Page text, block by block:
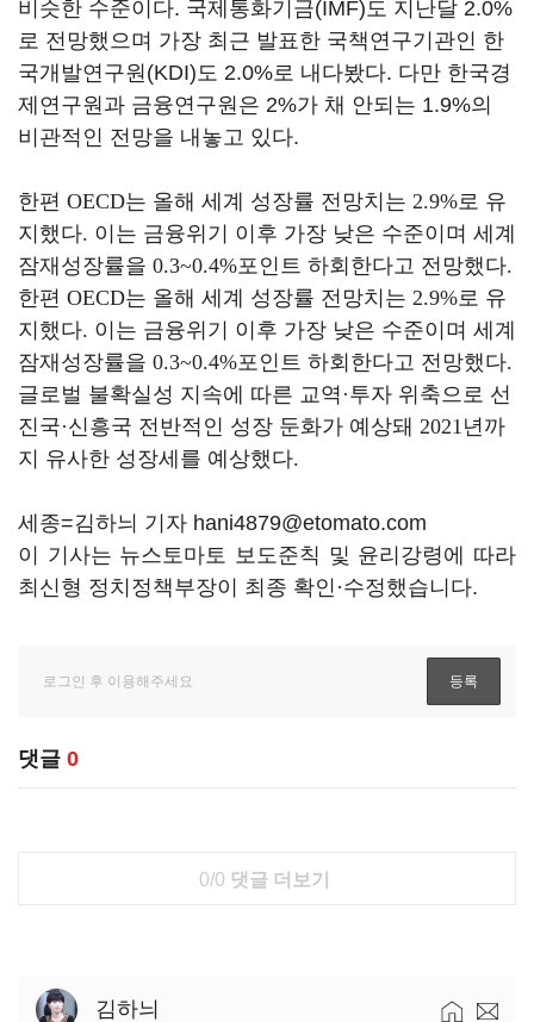
비슷한 수준이다. 국제통화기금(IMF)도 지난달 2.0%
로 전망했으며 가장 최근 발표한 국책연구기관인 한
국개발연구원(KDI)도 2.0%로 내다봤다. 다만 한국경
제연구원과 금융연구원은 2%가 채 안되는 1.9%의
비관적인 전망을 내놓고 있다.
한편 OECD는 올해 세계 성장률 전망치는 2.9%로 유
지했다. 이는 금융위기 이후 가장 낮은 수준이며 세계
잠재성장률을 0.3~0.4%포인트 하회한다고 전망했다.
한편 OECD는 올해 세계 성장률 전망치는 2.9%로 유
지했다. 이는 금융위기 이후 가장 낮은 수준이며 세계
잠재성장률을 0.3~0.4%포인트 하회한다고 전망했다.
글로벌 불확실성 지속에 따른 교역 ·투자 위축으로 선
진국·신흥국 전반적인 성장 둔화가 예상돼 2021년까
지 유사한 성장세를 예상했다.
세종=김하늬 기자 hani4879@etomato.com
이 기사는 뉴스토마토 보도준칙 및 윤리강령에 따라
최신형 정치정책부장이 최종 확인·수정했습니다.
댓글 0
0/0 댓글 더보기
김하늬